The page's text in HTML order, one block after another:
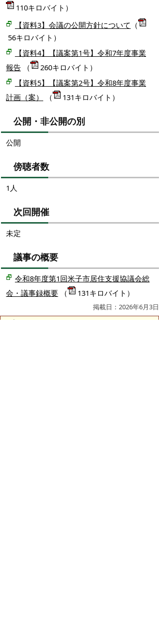
110キロバイト）
【資料3】会議の公開方針について （
56キロバイト）
【資料4】【議案第1号】令和7年度事業
報告 （
260キロバイト）
【資料5】【議案第2号】令和8年度事業
計画（案）
（ 131キロバイト）
公開・非公開の別
公開
傍聴者数
1人
次回開催
未定
議事の概要
令和8年度第1回米子市居住支援協議会総
会・議事録概要 （ 131キロバイト）
掲載日：2026年6月3日